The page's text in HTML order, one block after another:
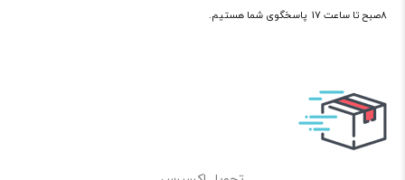
8صبح تا ساعت 17 پاسخگوی شما هستیم.